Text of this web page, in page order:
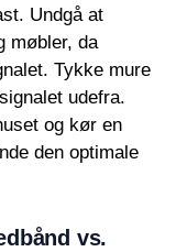
Undgå at
møbler, da
Tykke mure
udefra.
og kør en
den optimale
vs.